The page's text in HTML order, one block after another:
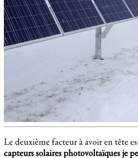
Le deuxième facteur à avoir en tête
capteurs solaires photovoltaïques je